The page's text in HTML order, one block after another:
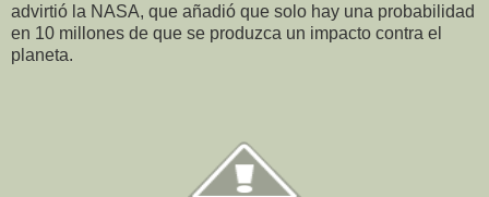
advirtió la NASA, que añadió que solo hay una probabilidad
en 10 millones de que se produzca un impacto contra el
planeta.